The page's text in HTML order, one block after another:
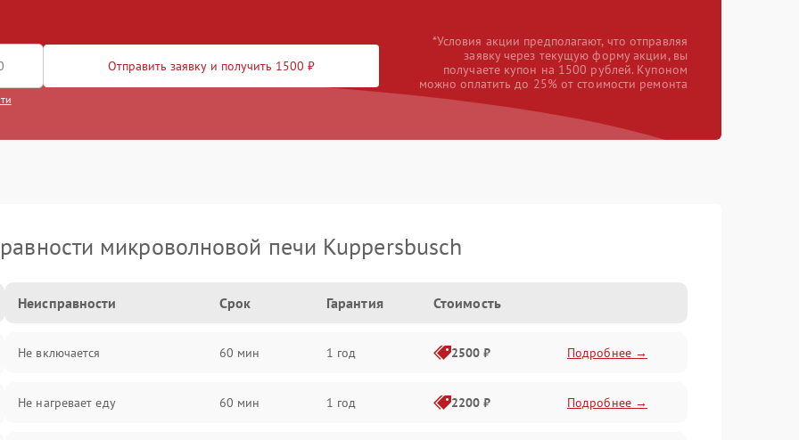
Отправить заявку и получить 1500 ₽
*Условия акции предполагают, что отправляя
заявку через текущую форму акции, вы
получаете купон на 1500 рублей. Купоном
можно оплатить до 25% от стоимости ремонта
микроволновой печи Kuppersbusch
Неисправности Срок Гарантия Стоимость
Не включается 60 мин 1 год 2500 ₽ Подробнее →
Не нагревает еду 60 мин 1 год 2200 ₽ Подробнее →